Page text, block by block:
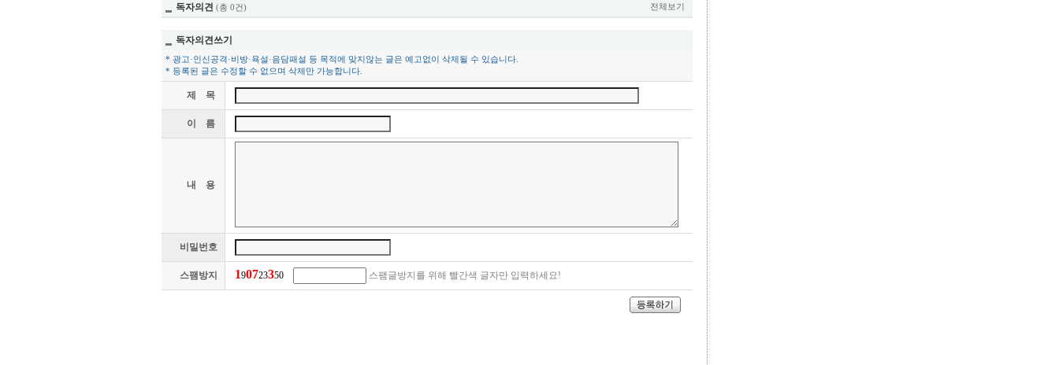
독자의견 (총 0건) 전체보기
독자의견쓰기
* 광고·인신공격·비방·욕설·음담패설 등 목적에 맞지않는 글은 예고없이 삭제될 수 있습니다.
* 등록된 글은 수정할 수 없으며 삭제만 가능합니다.
제 목
이 름
내 용
비밀번호
스팸방지 190723350 스팸글방지를 위해 빨간색 글자만 입력하세요!